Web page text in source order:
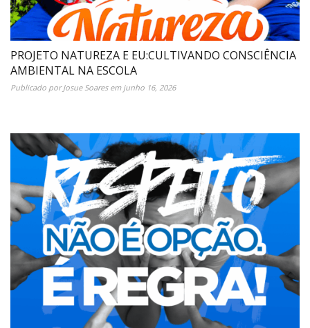
PROJETO NATUREZA E EU:CULTIVANDO CONSCIÊNCIA
AMBIENTAL NA ESCOLA
Publicado porJosue Soaresem junho 16, 2026